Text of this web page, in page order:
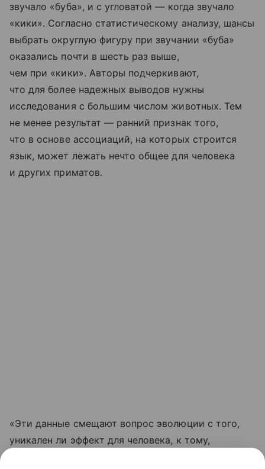
звучало «буба», и с угловатой — когда звучало
«кики». Согласно статистическому анализу, шансы
выбрать округлую фигуру при звучании «буба»
оказались почти в шесть раз выше,
чем при «кики». Авторы подчеркивают,
что для более надежных выводов нужны
исследования с большим числом животных. Тем
не менее результат — ранний признак того,
что в основе ассоциаций, на которых строится
язык, может лежать нечто общее для человека
и других приматов.
«Эти данные смещают вопрос эволюции с того,
уникален ли эффект для человека, к тому,